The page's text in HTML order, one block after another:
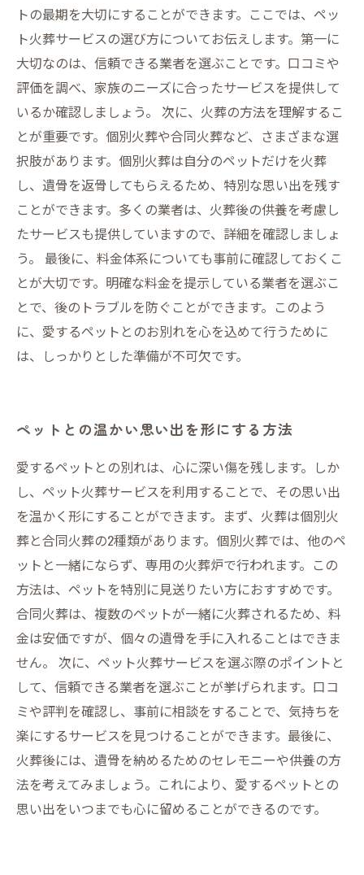
トの最期を大切にすることができます。ここでは、ペッ
ト火葬サービスの選び方についてお伝えします。第一に
大切なのは、信頼できる業者を選ぶことです。口コミや
評価を調べ、家族のニーズに合ったサービスを提供して
いるか確認しましょう。 次に、火葬の方法を理解するこ
とが重要です。個別火葬や合同火葬など、さまざまな選
択肢があります。個別火葬は自分のペットだけを火葬
し、遺骨を返骨してもらえるため、特別な思い出を残す
ことができます。多くの業者は、火葬後の供養を考慮し
たサービスも提供していますので、詳細を確認しましょ
う。 最後に、料金体系についても事前に確認しておくこ
とが大切です。明確な料金を提示している業者を選ぶこ
とで、後のトラブルを防ぐことができます。このよう
に、愛するペットとのお別れを心を込めて行うために
は、しっかりとした準備が不可欠です。
ペットとの温かい思い出を形にする方法
愛するペットとの別れは、心に深い傷を残します。しか
し、ペット火葬サービスを利用することで、その思い出
を温かく形にすることができます。まず、火葬は個別火
葬と合同火葬の2種類があります。個別火葬では、他のペ
ットと一緒にならず、専用の火葬炉で行われます。この
方法は、ペットを特別に見送りたい方におすすめです。
合同火葬は、複数のペットが一緒に火葬されるため、料
金は安価ですが、個々の遺骨を手に入れることはできま
せん。 次に、ペット火葬サービスを選ぶ際のポイントと
して、信頼できる業者を選ぶことが挙げられます。口コ
ミや評判を確認し、事前に相談をすることで、気持ちを
楽にするサービスを見つけることができます。最後に、
火葬後には、遺骨を納めるためのセレモニーや供養の方
法を考えてみましょう。これにより、愛するペットとの
思い出をいつまでも心に留めることができるのです。